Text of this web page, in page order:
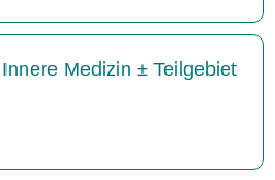
Medizin ± Teilgebiet